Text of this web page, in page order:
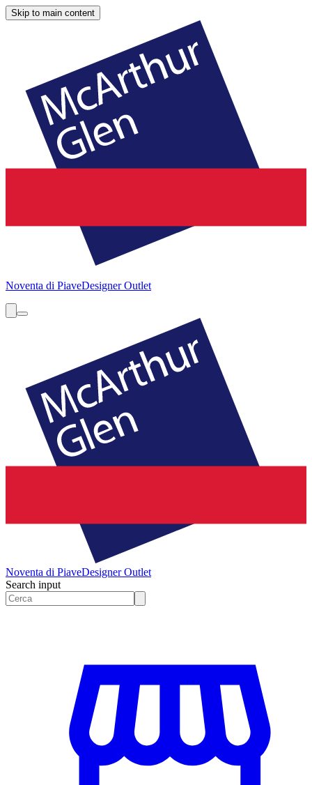
Skip to main content
Noventa di PiaveDesigner Outlet
Noventa di PiaveDesigner Outlet
Search input